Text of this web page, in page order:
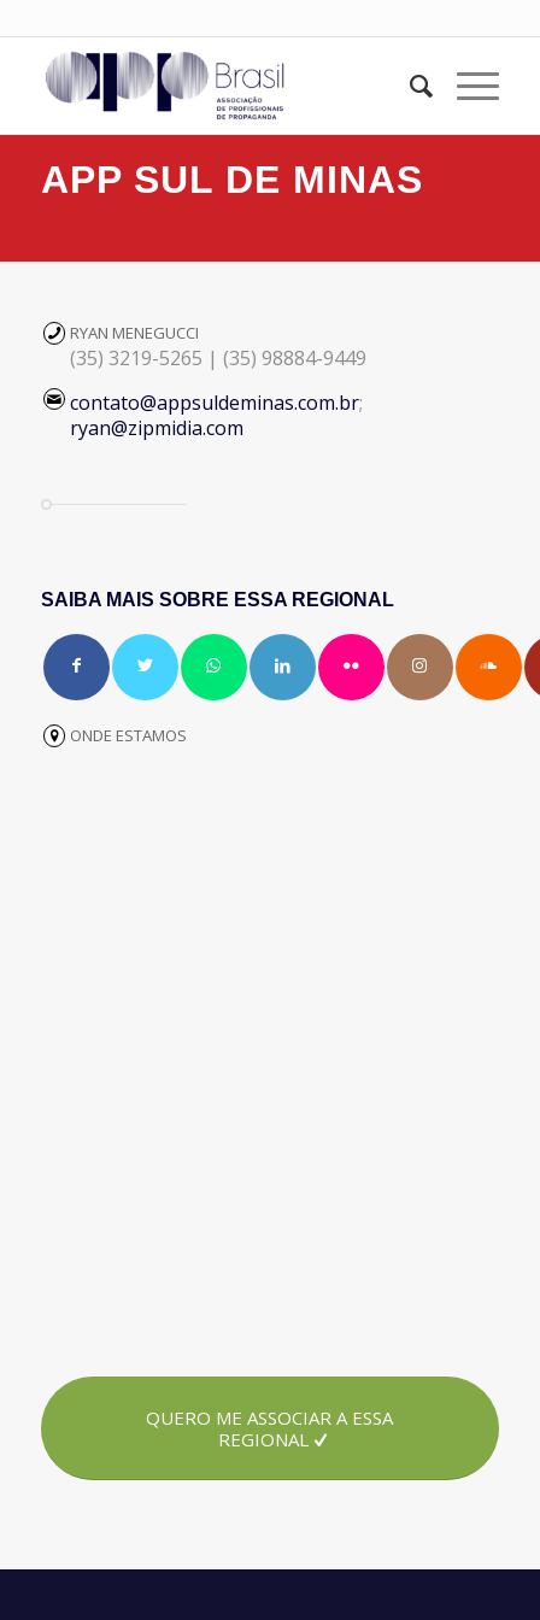
APP SUL DE MINAS
RYAN MENEGUCCI
(35) 3219-5265 | (35) 98884-9449
contato@appsuldeminas.com.br;
ryan@zipmidia.com
SAIBA MAIS SOBRE ESSA REGIONAL
ONDE ESTAMOS
QUERO ME ASSOCIAR A ESSA
REGIONAL